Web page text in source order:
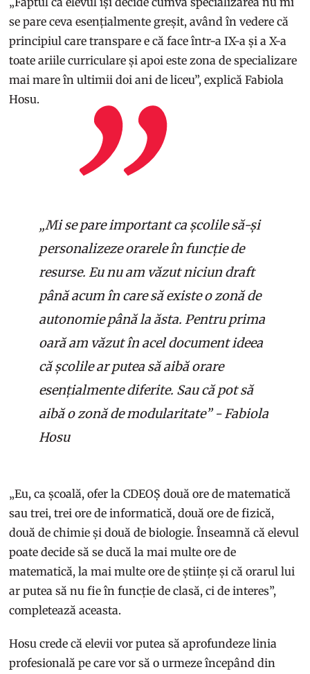
se pare ceva esențialmente greșit, având în vedere că
principiul care transpare e că face într-a IX-a și a X-a
toate ariile curriculare și apoi este zona de specializare
mai mare în ultimii doi ani de liceu”, explică Fabiola
Hosu.
„Mi se pare important ca școlile să-și
personalizeze orarele în funcție de
resurse. Eu nu am văzut niciun draft
până acum în care să existe o zonă de
autonomie până la ăsta. Pentru prima
oară am văzut în acel document ideea
că școlile ar putea să aibă orare
esențialmente diferite. Sau că pot să
aibă o zonă de modularitate” - Fabiola
Hosu
„Eu, ca școală, ofer la CDEOȘ două ore de matematică
sau trei, trei ore de informatică, două ore de fizică,
două de chimie și două de biologie. Înseamnă că elevul
poate decide să se ducă la mai multe ore de
matematică, la mai multe ore de științe și că orarul lui
ar putea să nu fie în funcție de clasă, ci de interes”,
completează aceasta.
Hosu crede că elevii vor putea să aprofundeze linia
profesională pe care vor să o urmeze începând din